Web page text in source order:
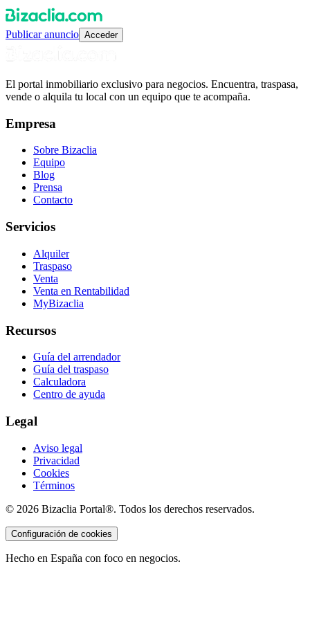
Publicar anuncio Acceder
El portal inmobiliario exclusivo para negocios. Encuentra, traspasa,
vende o alquila tu local con un equipo que te acompaña.
Empresa
Sobre Bizaclia
Equipo
Blog
Prensa
Contacto
Servicios
Alquiler
Traspaso
Venta
Venta en Rentabilidad
MyBizaclia
Recursos
Guía del arrendador
Guía del traspaso
Calculadora
Centro de ayuda
Legal
Aviso legal
Privacidad
Cookies
Términos
© 2026 Bizaclia Portal®. Todos los derechos reservados.
Configuración de cookies
Hecho en España con foco en negocios.